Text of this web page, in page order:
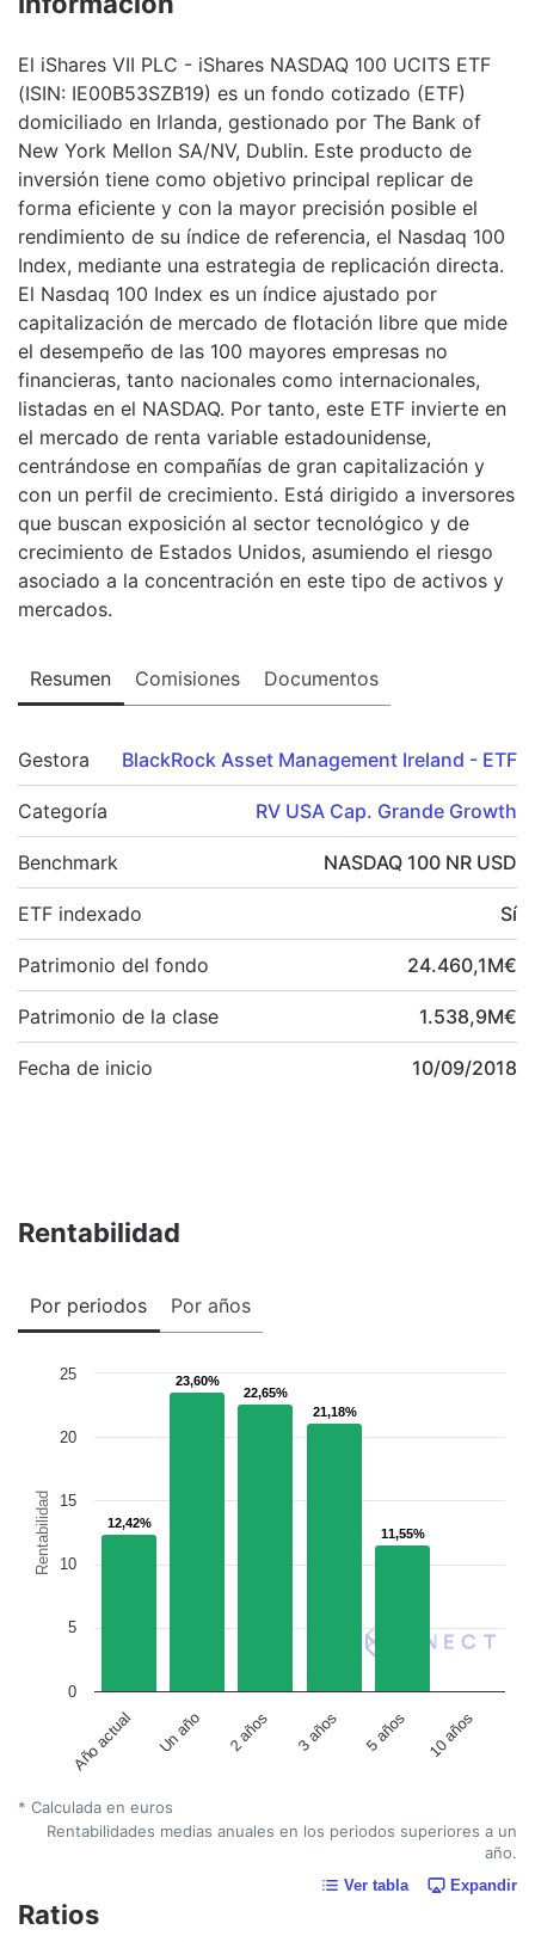
El iShares VII PLC - iShares NASDAQ 100 UCITS ETF
(ISIN: IE00B53SZB19) es un fondo cotizado (ETF)
domiciliado en Irlanda, gestionado por The Bank of
New York Mellon SA/NV, Dublin. Este producto de
inversión tiene como objetivo principal replicar de
forma eficiente y con la mayor precisión posible el
rendimiento de su índice de referencia, el Nasdaq 100
Index, mediante una estrategia de replicación directa.
El Nasdaq 100 Index es un índice ajustado por
capitalización de mercado de flotación libre que mide
el desempeño de las 100 mayores empresas no
financieras, tanto nacionales como internacionales,
listadas en el NASDAQ. Por tanto, este ETF invierte en
el mercado de renta variable estadounidense,
centrándose en compañías de gran capitalización y
con un perfil de crecimiento. Está dirigido a inversores
que buscan exposición al sector tecnológico y de
crecimiento de Estados Unidos, asumiendo el riesgo
asociado a la concentración en este tipo de activos y
mercados.
Resumen Comisiones Documentos
Gestora BlackRock Asset Management Ireland - ETF
Categoría RV USA Cap. Grande Growth
Benchmark NASDAQ 100 NR USD
ETF indexado Sí
Patrimonio del fondo 24.460,1M€
Patrimonio de la clase 1.538,9M€
Fecha de inicio 10/09/2018
Rentabilidad
Por periodos Por años
Rentabilidad 12,42%
12,42%
23,60%
23,60%
22,65%
22,65%
21,18%
21,18%
11,55%
11,55%
Año actual Un año 2 años 3 años 5 años 10 años
0
5
10
15
20
25
* Calculada en euros
Rentabilidades medias anuales en los periodos superiores a un
año.
Ver tabla Expandir
Ratios